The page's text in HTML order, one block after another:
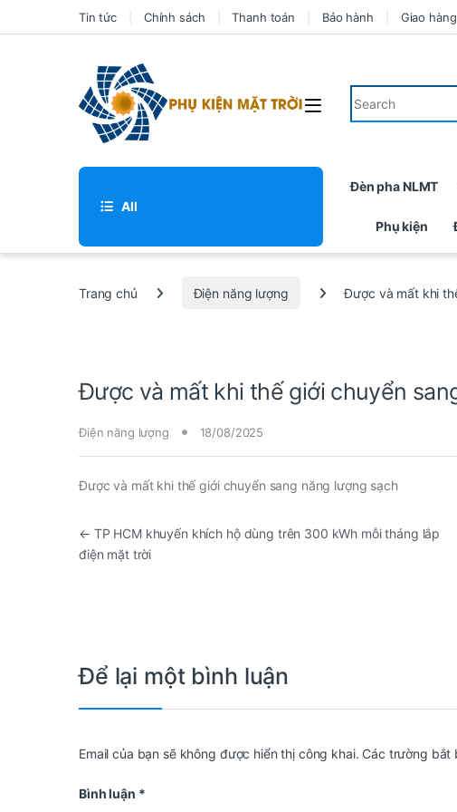
Tin tức Chính sách Thanh toán Bảo hành Giao hàng
All
Đèn pha NLMT
Phụ kiện
Trang chủ Điện năng lượng Được và mất khi
Được và mất khi thế giới chuyển
Điện năng lượng 18/08/2025
Được và mất khi thế giới chuyển sang năng lượng sạch
← TP HCM khuyến khích hộ dùng trên 300 kWh mỗi tháng lắp
điện mặt trời
Để lại một bình luận
Email của bạn sẽ không được hiển thị công khai. Các trường bắt
Bình luận *